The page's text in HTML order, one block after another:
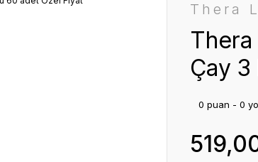
Thera
Çay
0 puan - 0